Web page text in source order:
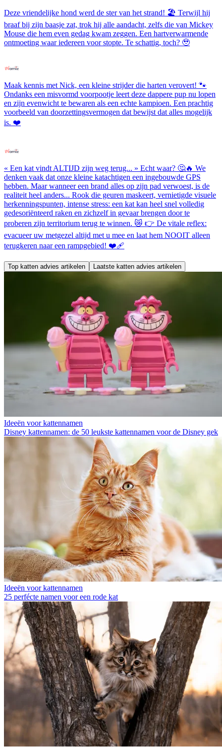
Deze vriendelijke hond werd de ster van het strand! 🏖️ Terwijl hij
braaf bij zijn baasje zat, trok hij alle aandacht, zelfs die van Mickey
Mouse die hem even gedag kwam zeggen. Een hartverwarmende
ontmoeting waar iedereen voor stopte. Te schattig, toch? 🥹
Maak kennis met Nick, een kleine strijder die harten verovert! 🐾
Ondanks een misvormd voorpootje leert deze dappere pup nu lopen
en zijn evenwicht te bewaren als een echte kampioen. Een prachtig
voorbeeld van doorzettingsvermogen dat bewijst dat alles mogelijk
is. ❤️
« Een kat vindt ALTIJD zijn weg terug... » Echt waar? 🤔🔥 We
denken vaak dat onze kleine katachtigen een ingebouwde GPS
hebben. Maar wanneer een brand alles op zijn pad verwoest, is de
realiteit heel anders... Rook die geuren maskeert, vernietigde visuele
herkenningspunten, intense stress: een kat kan heel snel volledig
gedesoriënteerd raken en zichzelf in gevaar brengen door te
proberen zijn territorium terug te winnen. 😿 👉 De vitale reflex:
evacueer uw metgezel altijd met u mee en laat hem NOOIT alleen
terugkeren naar een rampgebied! ❤️‍🩹
Top katten advies artikelen Laatste katten advies artikelen
Ideeën voor kattennamen
Disney kattennamen: de 50 leukste kattennamen voor de Disney gek
Ideeën voor kattennamen
25 perfécte namen voor een rode kat